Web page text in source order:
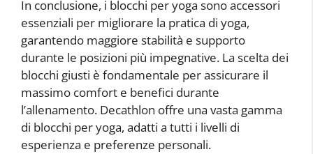
In conclusione, i blocchi per yoga sono accessori
essenziali per migliorare la pratica di yoga,
garantendo maggiore stabilità e supporto
durante le posizioni più impegnative. La scelta dei
blocchi giusti è fondamentale per assicurare il
massimo comfort e benefici durante
l’allenamento. Decathlon offre una vasta gamma
di blocchi per yoga, adatti a tutti i livelli di
esperienza e preferenze personali.